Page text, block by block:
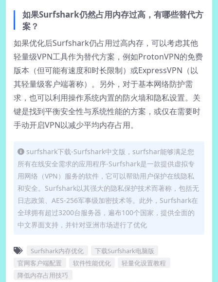
如果Surfshark仍然占用内存过高，有哪些替代方
案？
如果优化后Surfshark仍占用过高内存，可以考虑其他
轻量级VPN工具作为替代方案，例如ProtonVPN的免费
版本（但可能有速度和时长限制）或ExpressVPN（以
其轻量级客户端著称）。另外，对于基本网络防护需
求，也可以利用操作系统内置的防火墙和隐私设置。关
键是找到平衡安全性与系统性能的方案，或仅在需要时
手动开启VPN以减少平均内存占用。
surfshark下载-Surfshark中文版，surfshar能够满足您
所有在线安全需求的应用程序-Surfshark是一款提供虚拟专
用网络（VPN）服务的软件，它可以帮助用户保护在线隐私
和安全。Surfshark以其强大的隐私保护技术而著称，包括无
日志政策、AES-256军事级加密技术等。此外，Surfshark在
全球拥有超过3200台服务器，遍布100个国家，提供全面的
中文界面支持，并针对亚洲市场进行了优化
Surfshark内存优化
下载Surfshark电脑版
官网客户端配置
软件性能优化
轻量化设置教程
降低内存占用技巧